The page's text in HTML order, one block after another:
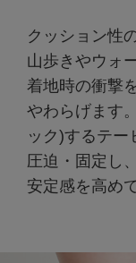
クッション性
山歩きやウォ
着地時の衝撃
やわらげます
ック)するテー
圧迫・固定し
安定感を高め